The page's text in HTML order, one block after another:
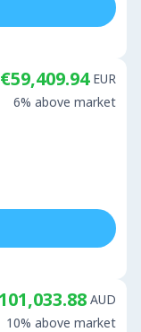
€59,409.94 EUR
6% above market
AUD
10% above market